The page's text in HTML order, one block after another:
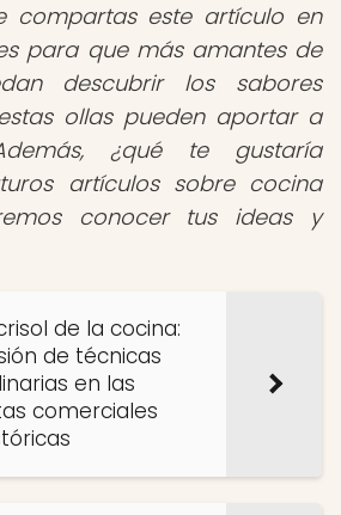
compartas este artículo en
para que más amantes de
descubrir los sabores
ollas pueden aportar a
¿qué te gustaría
artículos sobre cocina
conocer tus ideas y
de la cocina:
de técnicas
en las
comerciales